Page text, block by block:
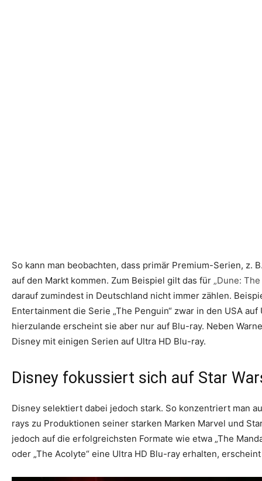
So kann man beobachten, dass primär Premium-Serien, z.
auf den Markt kommen. Zum Beispiel gilt das für „Dune:
darauf zumindest in Deutschland nicht immer zählen.
Entertainment die Serie „The Penguin“ zwar in den USA
hierzulande erscheint sie aber nur auf Blu-ray. Neben
Disney mit einigen Serien auf Ultra HD Blu-ray.
Disney fokussiert sich auf Star
Disney selektiert dabei jedoch stark. So konzentriert man
rays zu Produktionen seiner starken Marken Marvel und
jedoch auf die erfolgreichsten Formate wie etwa „The
oder „The Acolyte“ eine Ultra HD Blu-ray erhalten,